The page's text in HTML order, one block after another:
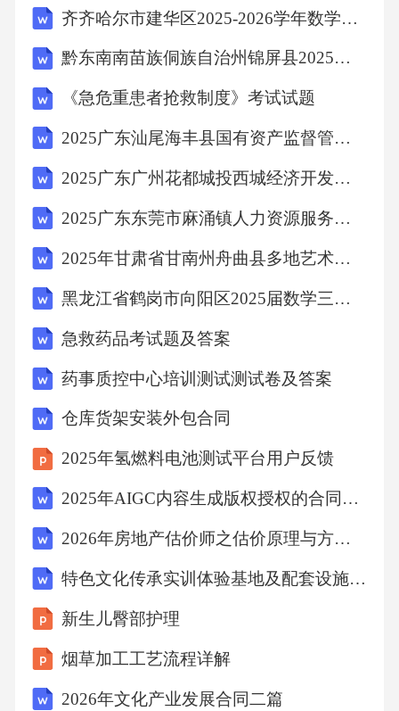
务所需的相关资料和协助。在甲方未按照合同
约定履行义务时，有权暂停服务并要求甲方承
规、行业标准以及本合同约定，勤勉尽责地开
展环保外包服务工作，确保服务质量达到合同
要求。配备专业的环保技术人员和管理人员，
确保人员具备相应的资质和能力，并按照合同
外包服务工作进展情况及存在的问题，及时响
应甲方提出的要求和意见。保守甲方的商业秘
密和技术秘密，不得向任何第三方泄露。如因
乙方原因导致环保事故或违法行为，乙方应承
担全部法律责任，并赔偿甲方因此遭受的全部
损失。五、服务费用及支付方式5.1服务费用本
合同服务费用总计为人民币[X]元（大写：[大写
金额]）。费用明细如下：废气处理服务费用：
[X]元/年。固体废弃物处理服务费用：人民币
[X]元/年。环保设施运行维护与管理服务费用：
人民币[X]元/年。环保监测与报告服务费用：人
民币[X]元/年。环保咨询与培训服务费用：人民
币[X]元/年。5.2支付方式甲方应在合同签订后
[X]个工作日内，向乙方支付合同总金额的[预付
齐齐哈尔市建华区2025-2026学年数学四年级第二学期期末复习检测试题（含答案解析）
黔东南南苗族侗族自治州锦屏县2025年数学三年级下学期期末考试模拟试题含解析
《急危重患者抢救制度》考试试题
2025广东汕尾海丰县国有资产监督管理局招聘12名县属国有企业工作人员拟聘用人员（第四批）笔试历年常考点试题专练附带答案详解
2025广东广州花都城投西城经济开发有限公司第二次招聘项目用工人员23人笔试历年常考点试题专练附带答案详解
2025广东东莞市麻涌镇人力资源服务有限公司招聘档案资料员2人笔试历年典型考点题库附带答案详解
2025年甘肃省甘南州舟曲县多地艺术演艺有限公司招聘30人笔试历年典型考点题库附带答案详解
黑龙江省鹤岗市向阳区2025届数学三年级第二学期期中质量检测模拟试题含答案解析
急救药品考试题及答案
药事质控中心培训测试测试卷及答案
仓库货架安装外包合同
2025年氢燃料电池测试平台用户反馈
2025年AIGC内容生成版权授权的合同协议
2026年房地产估价师之估价原理与方法押题练习试题A卷含答案
特色文化传承实训体验基地及配套设施建设项目可行性研究报告模板-拿地立项申报
新生儿臀部护理
烟草加工工艺流程详解
2026年文化产业发展合同二篇